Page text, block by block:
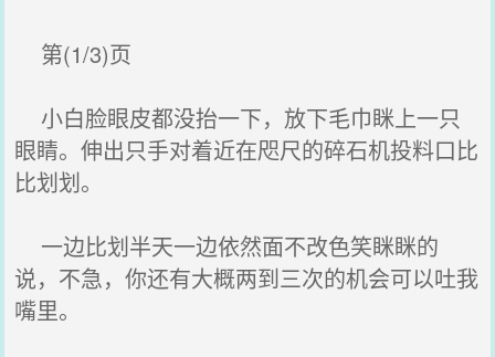
第(1/3)页
小白脸眼皮都没抬一下，放下毛巾眯上一只
眼睛。伸出只手对着近在咫尺的碎石机投料口比
比划划。
一边比划半天一边依然面不改色笑眯眯的
说，不急，你还有大概两到三次的机会可以吐我
嘴里。